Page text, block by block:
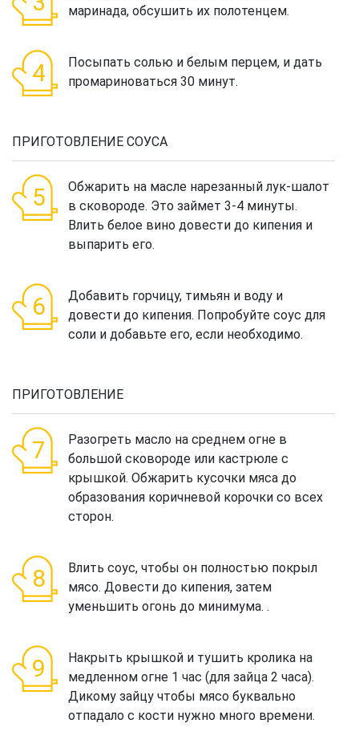
маринада, обсушить их полотенцем.
Посыпать солью и белым перцем, и дать
промариноваться 30 минут.
ПРИГОТОВЛЕНИЕ СОУСА
Обжарить на масле нарезанный лук-шалот
в сковороде. Это займет 3-4 минуты.
Влить белое вино довести до кипения и
выпарить его.
Добавить горчицу, тимьян и воду и
довести до кипения. Попробуйте соус для
соли и добавьте его, если необходимо.
ПРИГОТОВЛЕНИЕ
Разогреть масло на среднем огне в
большой сковороде или кастрюле с
крышкой. Обжарить кусочки мяса до
образования коричневой корочки со всех
сторон.
Влить соус, чтобы он полностью покрыл
мясо. Довести до кипения, затем
уменьшить огонь до минимума. .
Накрыть крышкой и тушить кролика на
медленном огне 1 час (для зайца 2 часа).
Дикому зайцу чтобы мясо буквально
отпадало с кости нужно много времени.